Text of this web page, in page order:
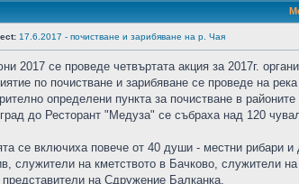
17.6.2017 - почистване и зарибяване на р. Чая
2017 се проведе четвъртата акция за 2017г.
по почистване и зарибяване се проведе на
определени пункта за почистване в
до Ресторант "Медуза" се събраха над 120
се включиха повече от 40 души - местни рибари
служители на кметството в Бачково, служители
представители на Сдружение Балканка.